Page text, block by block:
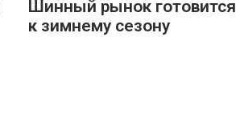
Шинный рынок готовится
к зимнему сезону